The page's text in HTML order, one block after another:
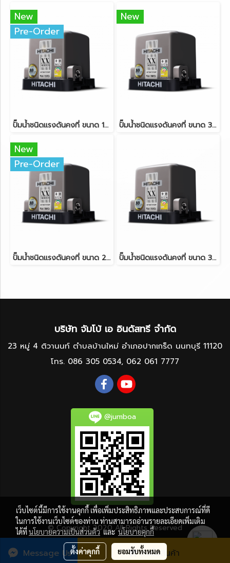
สั่งซื้อสินค้า
Message Us
New
Pre-Order
ปั๊มน้ำชนิดแรงดันคงที่ ขนาด 150 วัตต์ HITACHI WM-P150XX
New
ปั๊มน้ำชนิดแรงดันคงที่ ขนาด 300 วัตต์ HITACHI WM-P300XX
New
Pre-Order
ปั๊มน้ำชนิดแรงดันคงที่ ขนาด 200 วัตต์ HITACHI WM-P200XX ปั๊มน้ำชนิดแรงดันคงที่ ขนาด 350 วัตต์ HITACHI WM-P350XX
บริษัท จัมโบ้ เอ อินดัสทรี จำกัด
23 หมู่ 4 ติวานนท์ ตำบลบ้านใหม่ อำเภอปากเกร็ด นนทบุรี 11120
โทร. 086 305 0534, 062 061 7777
@jumboa
© Copyright 2020 All Rights Reserved
ผู้เข้าชมวันนี้ 331
เว็บไซต์นี้มีการใช้งานคุกกี้ เพื่อเพิ่มประสิทธิภาพและประสบการณ์ที่ดี
ในการใช้งานเว็บไซต์ของท่าน ท่านสามารถอ่านรายละเอียดเพิ่มเติม
ได้ที่นโยบายความเป็นส่วนตัวและนโยบายคุกกี้
ตั้งค่าคุกกี้ ยอมรับทั้งหมด